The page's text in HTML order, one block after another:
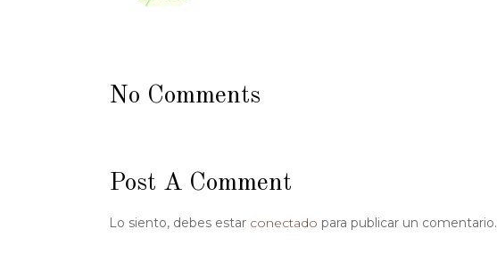
No Comments
Post A Comment
Lo siento, debes estar conectado para publicar un comentario.